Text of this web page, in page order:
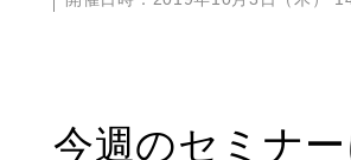
今週のセミナ